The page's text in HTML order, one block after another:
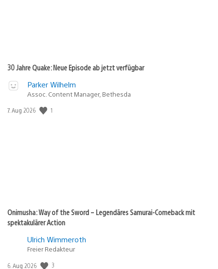
30 Jahre Quake: Neue Episode ab jetzt verfügbar
Parker Wilhelm
Assoc. Content Manager, Bethesda
Veröffentlichungsdatum:
7. Aug 2026 1
Onimusha: Way of the Sword – Legendäres Samurai-Comeback mit
spektakulärer Action
Ulrich Wimmeroth
Freier Redakteur
Veröffentlichungsdatum:
6. Aug 2026 3